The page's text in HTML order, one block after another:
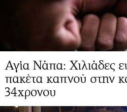
Αγία Νάπα: Χιλιάδες
πακέτα καπνού στην
34χρονου